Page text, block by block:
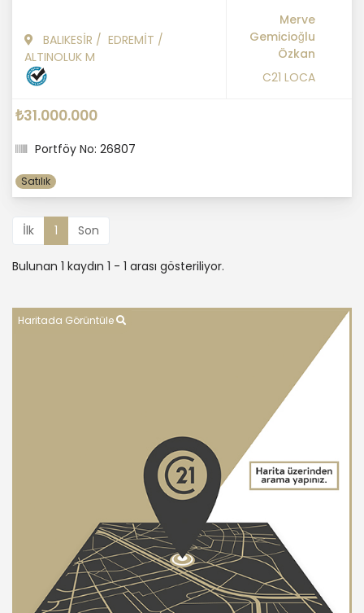
BALIKESİR / EDREMİT /
ALTINOLUK M
Merve
Gemicioğlu
Özkan
C21 LOCA
₺31.000.000
Portföy No: 26807
Satılık
İlk 1 Son
Bulunan 1 kaydın 1 - 1 arası gösteriliyor.
Haritada Görüntüle